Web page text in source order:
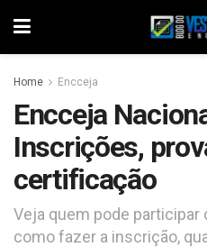
Home Encceja
Encceja
Inscrições,
certificação
Veja quem pode participar
como fazer a inscrição,